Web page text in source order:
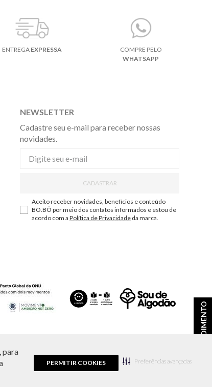
para
PERMITIR COOKIES Preferências avançadas
ATENDIMENTO
ENTREGA EXPRESSA
COMPRE PELO
WHATSAPP
NEWSLETTER
Cadastre seu e-mail para receber nossas
novidades.
CADASTRAR
Aceito receber novidades, benefícios e conteúdo
BO.BÔ por meio dos contatos informados e estou de
acordo com a Política de Privacidadeda marca.
de estoque a qualquer momento.